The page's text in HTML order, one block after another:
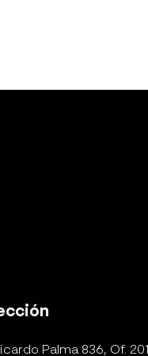
Palma 836, Of. 201